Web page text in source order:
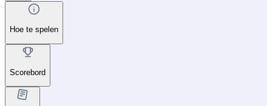
Hoe te spelen
Scorebord